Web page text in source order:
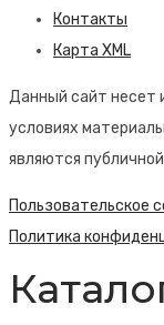
Контакты
Карта XML
Данный сайт несет
условиях
являются
Пользовательское
Политика